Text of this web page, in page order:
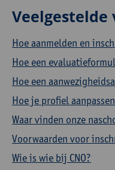
Veelgestelde
Hoe aanmelden en
Hoe een
Hoe een
Hoe je profiel
Waar vinden onze
Voorwaarden voor
Wie is wie bij CNO?